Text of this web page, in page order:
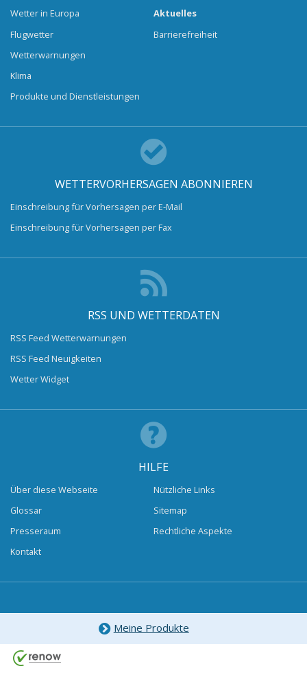
Wetter in Europa
Flugwetter
Wetterwarnungen
Klima
Produkte und Dienstleistungen
Aktuelles
Barrierefreiheit
WETTERVORHERSAGEN ABONNIEREN
Einschreibung für Vorhersagen per E-Mail
Einschreibung für Vorhersagen per Fax
RSS UND WETTERDATEN
RSS Feed Wetterwarnungen
RSS Feed Neuigkeiten
Wetter Widget
HILFE
Über diese Webseite
Glossar
Presseraum
Kontakt
Nützliche Links
Sitemap
Rechtliche Aspekte
Meine Produkte